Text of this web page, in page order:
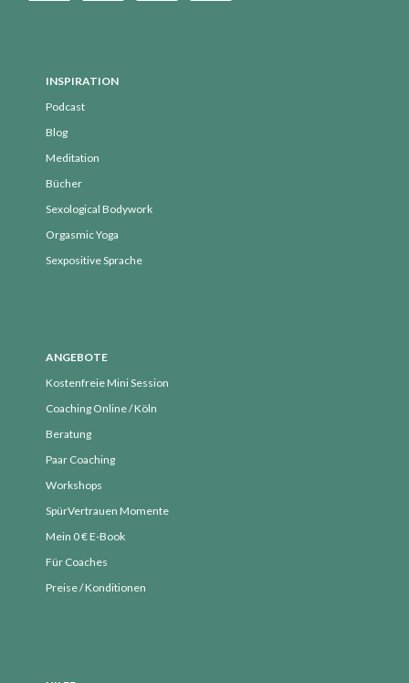
INSPIRATION
Podcast
Blog
Meditation
Bücher
Sexological Bodywork
Orgasmic Yoga
Sexpositive Sprache
ANGEBOTE
Kostenfreie Mini Session
Coaching Online / Köln
Beratung
Paar Coaching
Workshops
SpürVertrauen Momente
Mein 0 € E-Book
Für Coaches
Preise / Konditionen